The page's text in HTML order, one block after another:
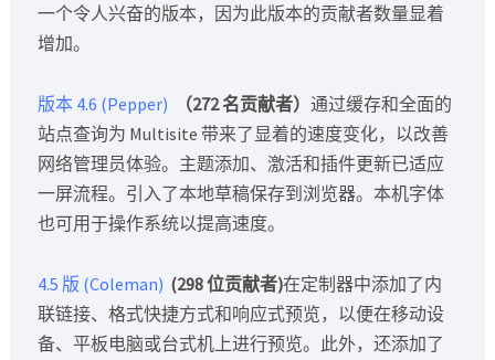
一个令人兴奋的版本，因为此版本的贡献者数量显着
增加。
版本 4.6 (Pepper) （272 名贡献者） 通过缓存和全面的
站点查询为 Multisite 带来了显着的速度变化，以改善
网络管理员体验。主题添加、激活和插件更新已适应
一屏流程。引入了本地草稿保存到浏览器。本机字体
也可用于操作系统以提高速度。
4.5 版 (Coleman) (298 位贡献者)在定制器中添加了内
联链接、格式快捷方式和响应式预览，以便在移动设
备、平板电脑或台式机上进行预览。此外，还添加了